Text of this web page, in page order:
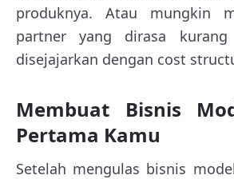
produknya. Atau mungkin
partner yang dirasa
disejajarkan dengan cost
Membuat Bisnis
Pertama Kamu
Setelah mengulas bisnis